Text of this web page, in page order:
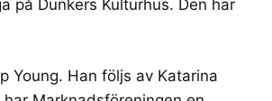
på Dunkers Kulturhus. Den här
Young. Han följs av Katarina